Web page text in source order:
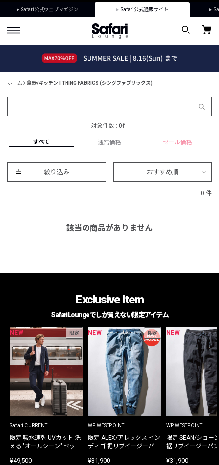
Safari公式ウェブマガジン Safari公式通販サイト
ホーム 食器/キッチン | THING FABRICS (シングファブリックス)
対象件数 : 0件
すべて 通常価格 セール価格
絞り込み おすすめ順
0 件
該当の商品がありません
Exclusive Item
Safari Loungeでしか買えない限定アイテム
NEW 限定
Safari CURRENT
限定 吸水速乾 UVカット 洗
える "オールシーン" セット
¥49,500
NEW 限定
WP WESTPOINT
限定 ALEX/アレックス イン
ディゴ 裾リブイージーパン
¥31,900
NEW
WP WESTPOINT
限定 SEAN/ショー
裾リブイージーパ
¥31,900